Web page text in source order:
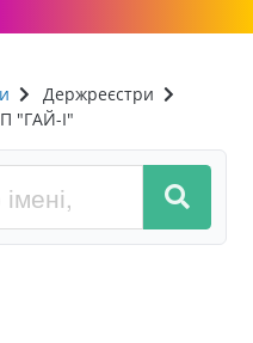
Держреєстри
"ГАЙ-І"